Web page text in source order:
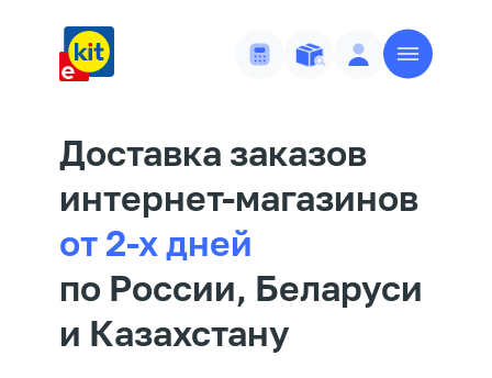
Доставка заказов
интернет-магазинов
от 2-х дней
по России, Беларуси
и Казахстану